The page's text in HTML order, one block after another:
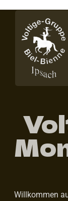
Willkommen